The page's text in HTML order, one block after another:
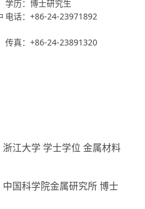
学历：博士研究生
电话：+86-24-23971892
传真：+86-24-23891320
大学 学士学位 金属材料
科学院金属研究所 博士